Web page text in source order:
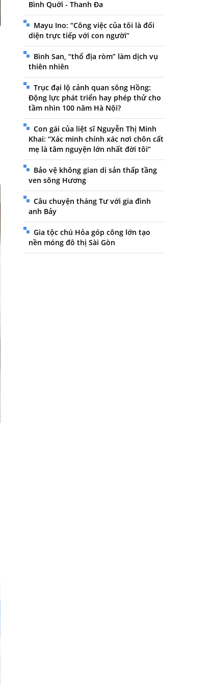
Bình Quới - Thanh Đa
Mayu Ino: “Công việc của tôi là đối
diện trực tiếp với con người”
Bình San, “thổ địa ròm” làm dịch vụ
thiên nhiên
Trục đại lộ cảnh quan sông Hồng:
Động lực phát triển hay phép thử cho
tầm nhìn 100 năm Hà Nội?
Con gái của liệt sĩ Nguyễn Thị Minh
Khai: “Xác minh chính xác nơi chôn cất
mẹ là tâm nguyện lớn nhất đời tôi”
Bảo vệ không gian di sản thấp tầng
ven sông Hương
Câu chuyện tháng Tư với gia đình
anh Bảy
Gia tộc chú Hỏa góp công lớn tạo
nền móng đô thị Sài Gòn